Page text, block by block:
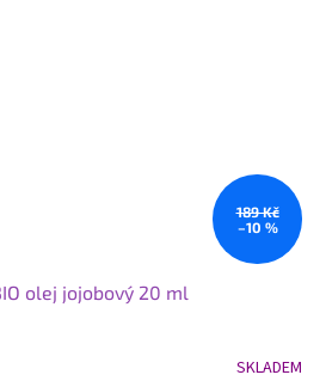
189 Kč
–10 %
olej jojobový 20 ml
SKLADEM